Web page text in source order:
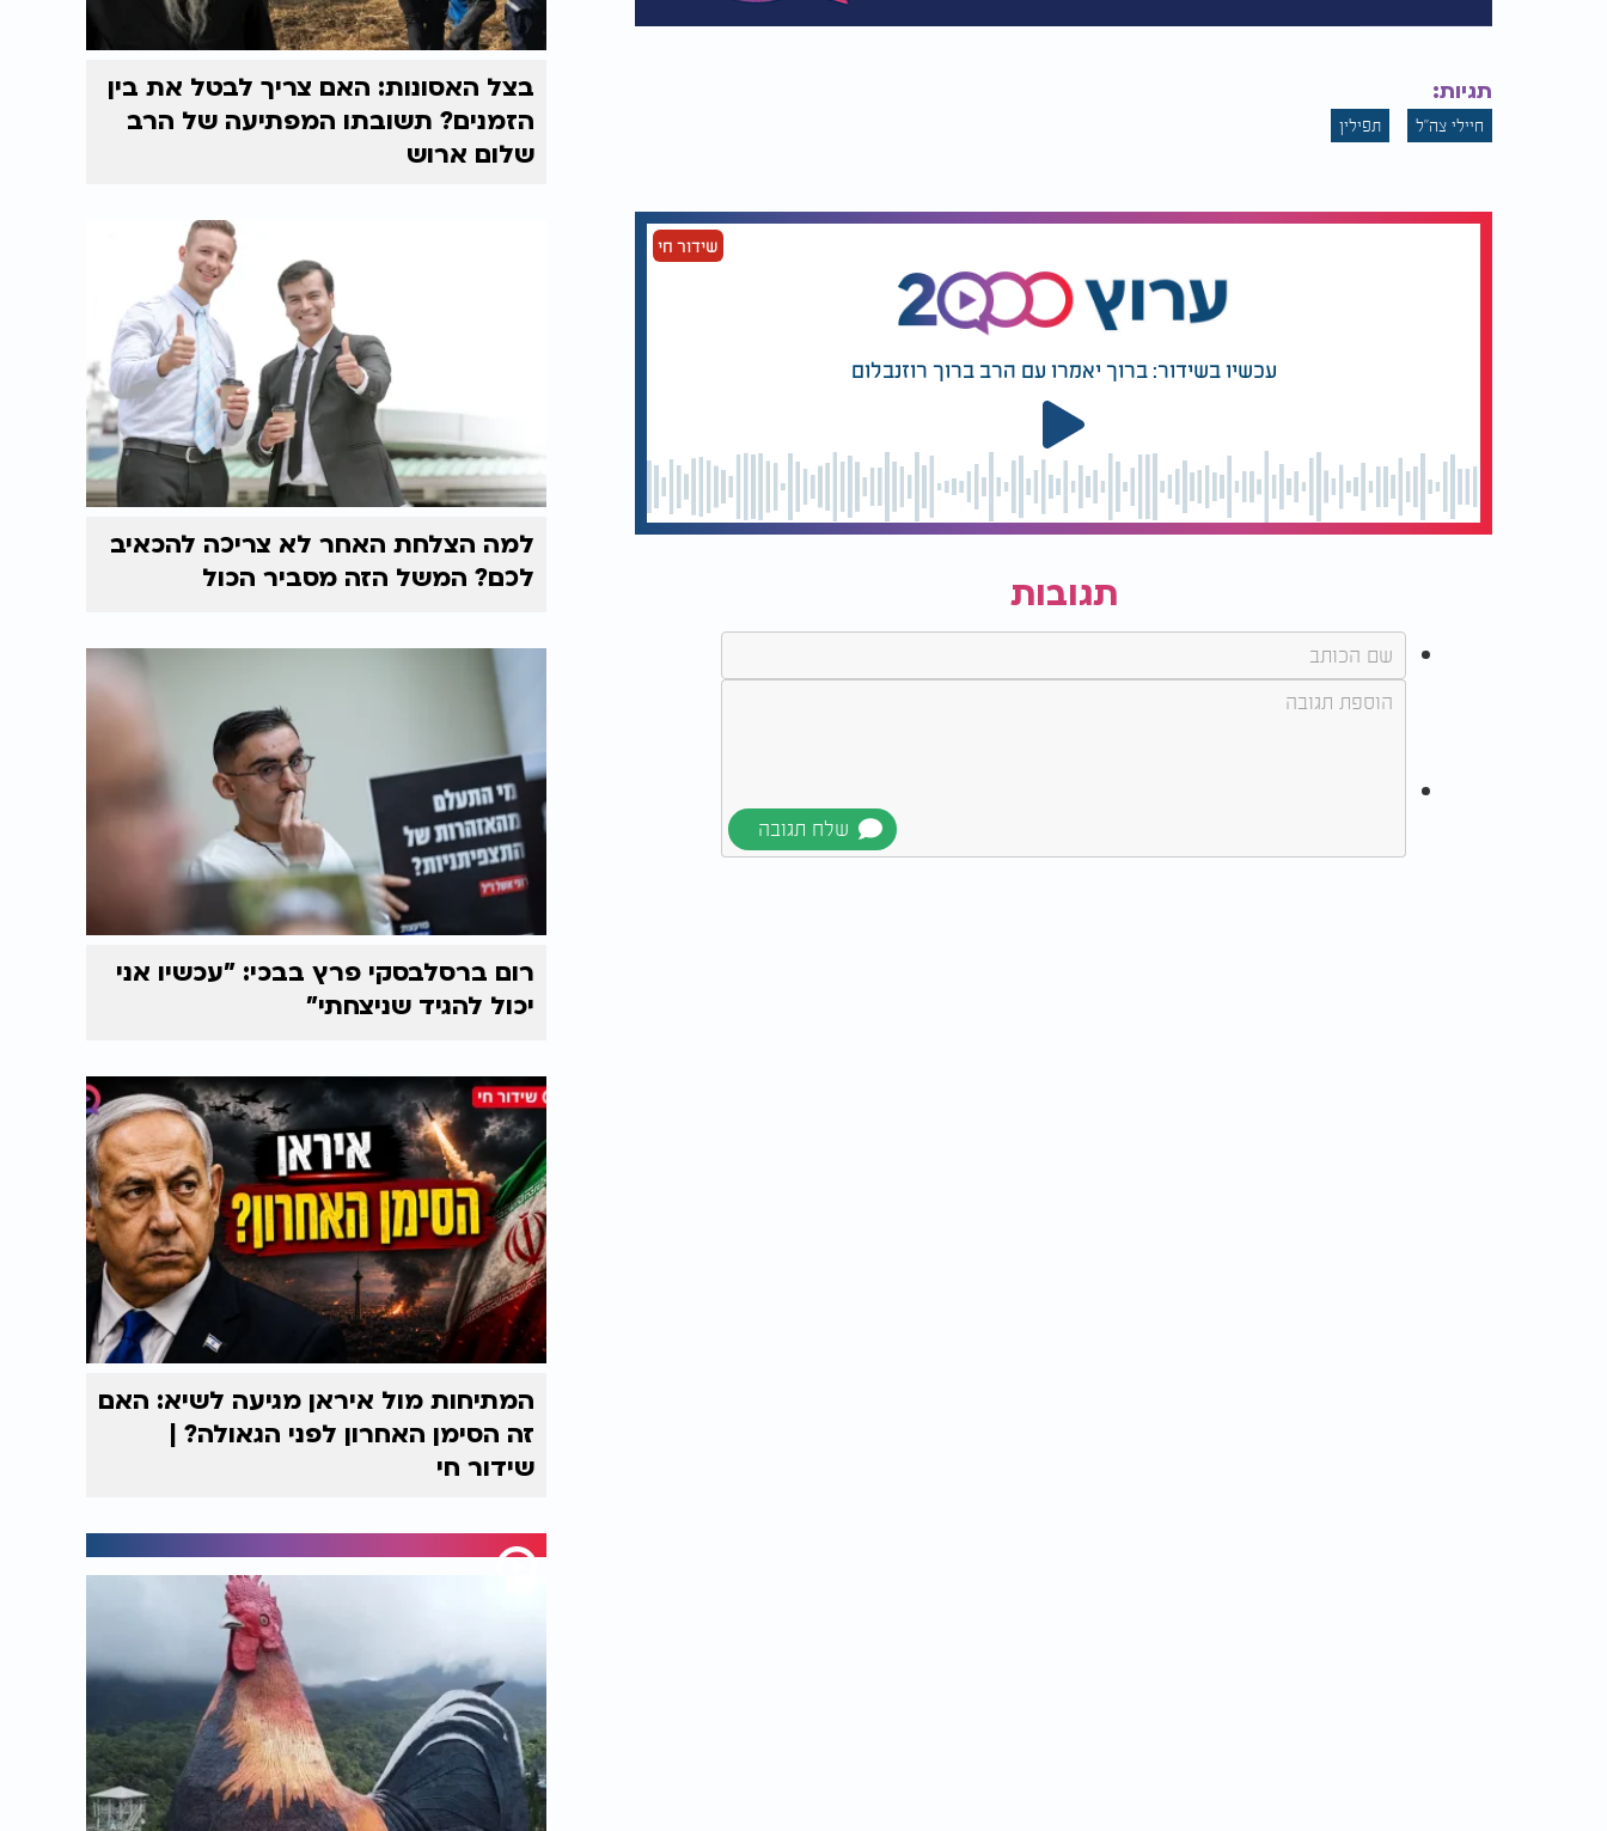
תגיות:
חיילי צה"ל תפילין
שידור חי
עכשיו בשידור: ברוך יאמרו עם הרב ברוך רוזנבלום
תגובות
בצל האסונות: האם צריך לבטל את בין
הזמנים? תשובתו המפתיעה של הרב
שלום ארוש
למה הצלחת האחר לא צריכה להכאיב
לכם? המשל הזה מסביר הכול
רום ברסלבסקי פרץ בבכי: "עכשיו אני
יכול להגיד שניצחתי"
המתיחות מול איראן מגיעה לשיא: האם
זה הסימן האחרון לפני הגאולה? |
שידור חי